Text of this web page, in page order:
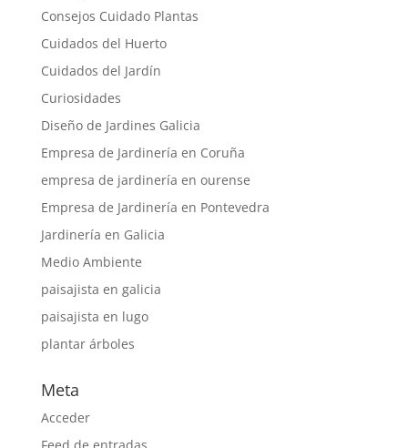
Consejos Cuidado Plantas
Cuidados del Huerto
Cuidados del Jardín
Curiosidades
Diseño de Jardines Galicia
Empresa de Jardinería en Coruña
empresa de jardinería en ourense
Empresa de Jardinería en Pontevedra
Jardinería en Galicia
Medio Ambiente
paisajista en galicia
paisajista en lugo
plantar árboles
Meta
Acceder